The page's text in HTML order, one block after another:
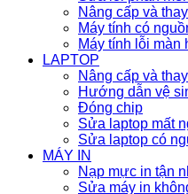
Nâng cấp và
Máy tính có
Máy tính lỗi màn
LAPTOP
Nâng cấp và
Hướng dẫn vệ
Đóng chip
Sửa laptop mất
Sửa laptop có
MÁY IN
Nạp mực in tận
Sửa máy in